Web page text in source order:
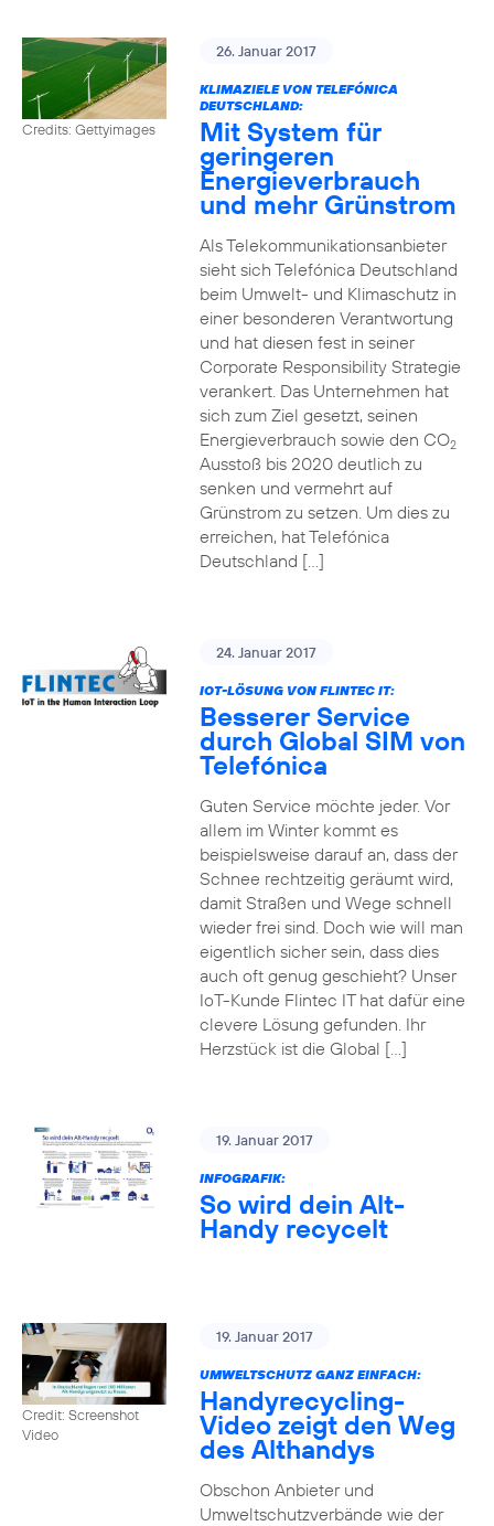
Credits: Gettyimages
26. Januar 2017
KLIMAZIELE VON TELEFÓNICA
DEUTSCHLAND:
Mit System für
geringeren
Energieverbrauch
und mehr Grünstrom
Als Telekommunikationsanbieter
sieht sich Telefónica Deutschland
beim Umwelt- und Klimaschutz in
einer besonderen Verantwortung
und hat diesen fest in seiner
Corporate Responsibility Strategie
verankert. Das Unternehmen hat
sich zum Ziel gesetzt, seinen
Energieverbrauch sowie den CO2
Ausstoß bis 2020 deutlich zu
senken und vermehrt auf
Grünstrom zu setzen. Um dies zu
erreichen, hat Telefónica
Deutschland […]
24. Januar 2017
IOT-LÖSUNG VON FLINTEC IT:
Besserer Service
durch Global SIM von
Telefónica
Guten Service möchte jeder. Vor
allem im Winter kommt es
beispielsweise darauf an, dass der
Schnee rechtzeitig geräumt wird,
damit Straßen und Wege schnell
wieder frei sind. Doch wie will man
eigentlich sicher sein, dass dies
auch oft genug geschieht? Unser
IoT-Kunde Flintec IT hat dafür eine
clevere Lösung gefunden. Ihr
Herzstück ist die Global […]
19. Januar 2017
INFOGRAFIK:
So wird dein Alt-
Handy recycelt
Credit: Screenshot
Video
19. Januar 2017
UMWELTSCHUTZ GANZ EINFACH:
Handyrecycling-
Video zeigt den Weg
des Althandys
Obschon Anbieter und
Umweltschutzverbände wie der